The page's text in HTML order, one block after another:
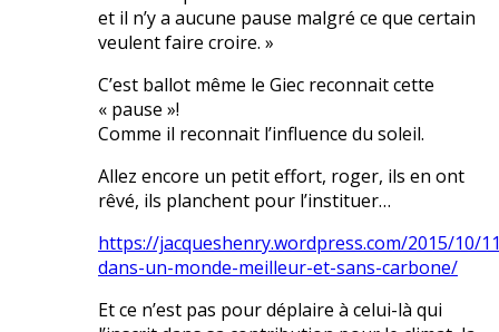
et il n’y a aucune pause malgré ce que certain
veulent faire croire. »
C’est ballot même le Giec reconnait cette
« pause »!
Comme il reconnait l’influence du soleil.
Allez encore un petit effort, roger, ils en ont
rêvé, ils planchent pour l’instituer…
https://jacqueshenry.wordpress.com/2015/10/
dans-un-monde-meilleur-et-sans-carbone/
Et ce n’est pas pour déplaire à celui-là qui